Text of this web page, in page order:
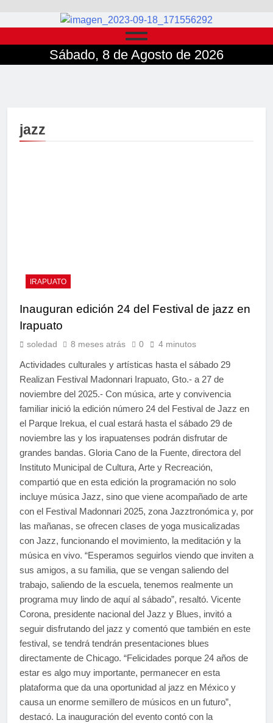
Sábado, 8 de Agosto de 2026
jazz
IRAPUATO
Inauguran edición 24 del Festival de jazz en
Irapuato
soledad 8 meses atrás 0 4 minutos
Actividades culturales y artísticas hasta el sábado 29
Realizan Festival Madonnari Irapuato, Gto.- a 27 de
noviembre del 2025.- Con música, arte y convivencia
familiar inició la edición número 24 del Festival de Jazz en
el Parque Irekua, el cual estará hasta el sábado 29 de
noviembre las y los irapuatenses podrán disfrutar de
grandes bandas. Gloria Cano de la Fuente, directora del
Instituto Municipal de Cultura, Arte y Recreación,
compartió que en esta edición la programación no solo
incluye música Jazz, sino que viene acompañado de arte
con el Festival Madonnari 2025, zona Jazztronómica y, por
las mañanas, se ofrecen clases de yoga musicalizadas
con Jazz, funcionando el movimiento, la meditación y la
música en vivo. “Esperamos seguirlos viendo que inviten a
sus amigos, a su familia, que se vengan saliendo del
trabajo, saliendo de la escuela, tenemos realmente un
programa muy lindo de aquí al sábado”, resaltó. Vicente
Corona, presidente nacional del Jazz y Blues, invitó a
seguir disfrutando del jazz y comentó que también en este
festival, se tendrá tendrán presentaciones blues
directamente de Chicago. “Felicidades porque 24 años de
estar es algo muy importante, permanecer en esta
plataforma que da una oportunidad al jazz en México y
causa un enorme semillero de músicos en un futuro”,
destacó. La inauguración del evento contó con la